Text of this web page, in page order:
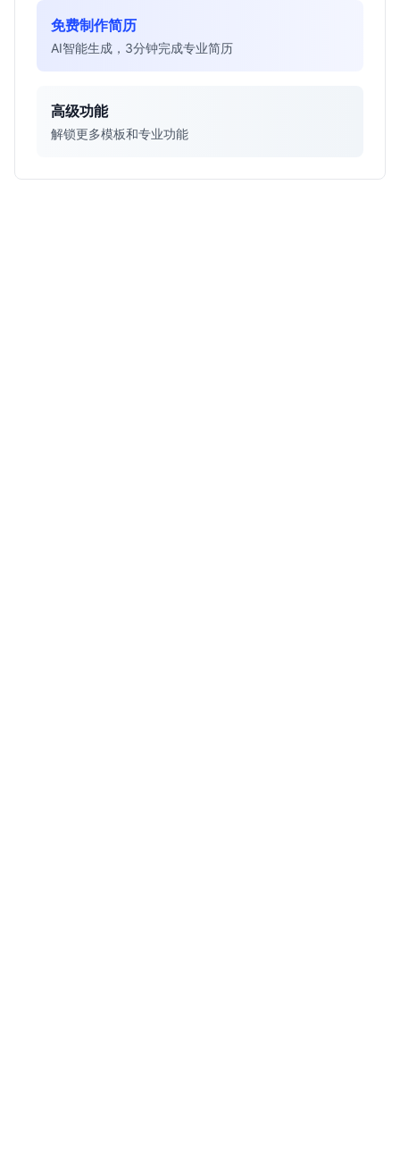
免费制作简历
AI智能生成，3分钟完成专业简历
高级功能
解锁更多模板和专业功能